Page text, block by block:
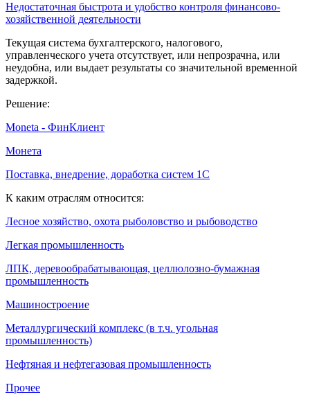
Недостаточная быстрота и удобство контроля финансово-
хозяйственной деятельности
Текущая система бухгалтерского, налогового,
управленческого учета отсутствует, или непрозрачна, или
неудобна, или выдает результаты со значительной временной
задержкой.
Решение:
Moneta - ФинКлиент
Монета
Поставка, внедрение, доработка систем 1С
К каким отраслям относится:
Лесное хозяйство, охота рыболовство и рыбоводство
Легкая промышленность
ЛПК, деревообрабатывающая, целлюлозно-бумажная
промышленность
Машиностроение
Металлургический комплекс (в т.ч. угольная
промышленность)
Нефтяная и нефтегазовая промышленность
Прочее